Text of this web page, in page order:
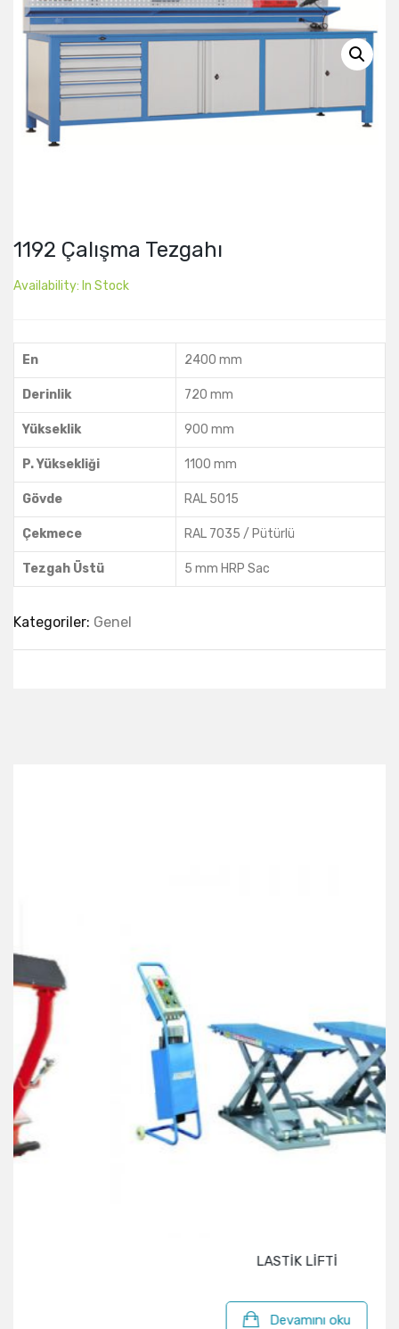
1192 Çalışma Tezgahı
Availability: In Stock
En 2400 mm
Derinlik 720 mm
Yükseklik 900 mm
P. Yüksekliği 1100 mm
Gövde RAL 5015
Çekmece RAL 7035 / Pütürlü
Tezgah Üstü 5 mm HRP Sac
Kategoriler: Genel
LASTİK LİFTİ
Devamını oku